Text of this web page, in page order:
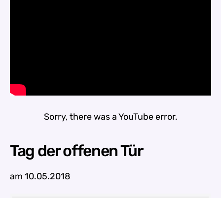
Sorry, there was a YouTube error.
Tag der offenen Tür
am 10.05.2018